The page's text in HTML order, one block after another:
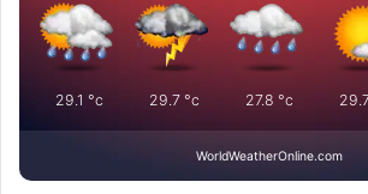
29.1 °c 29.7°c 27.8 °c
WorldWeatherOnline.com